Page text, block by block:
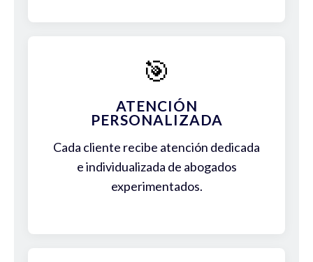
🎯
ATENCIÓN
PERSONALIZADA
Cada cliente recibe atención dedicada
e individualizada de abogados
experimentados.